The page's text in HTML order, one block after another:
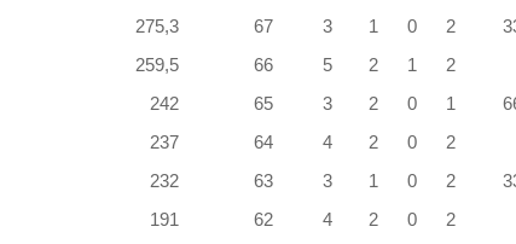
275,3 67 3 1 0 2
259,5 66 5 2 1 2
242 65 3 2 0 1
237 64 4 2 0 2
232 63 3 1 0 2
191 62 4 2 0 2